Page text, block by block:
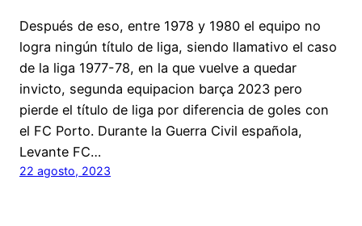
Después de eso, entre 1978 y 1980 el equipo no
logra ningún título de liga, siendo llamativo el caso
de la liga 1977-78, en la que vuelve a quedar
invicto, segunda equipacion barça 2023 pero
pierde el título de liga por diferencia de goles con
el FC Porto. Durante la Guerra Civil española,
Levante FC…
22 agosto, 2023